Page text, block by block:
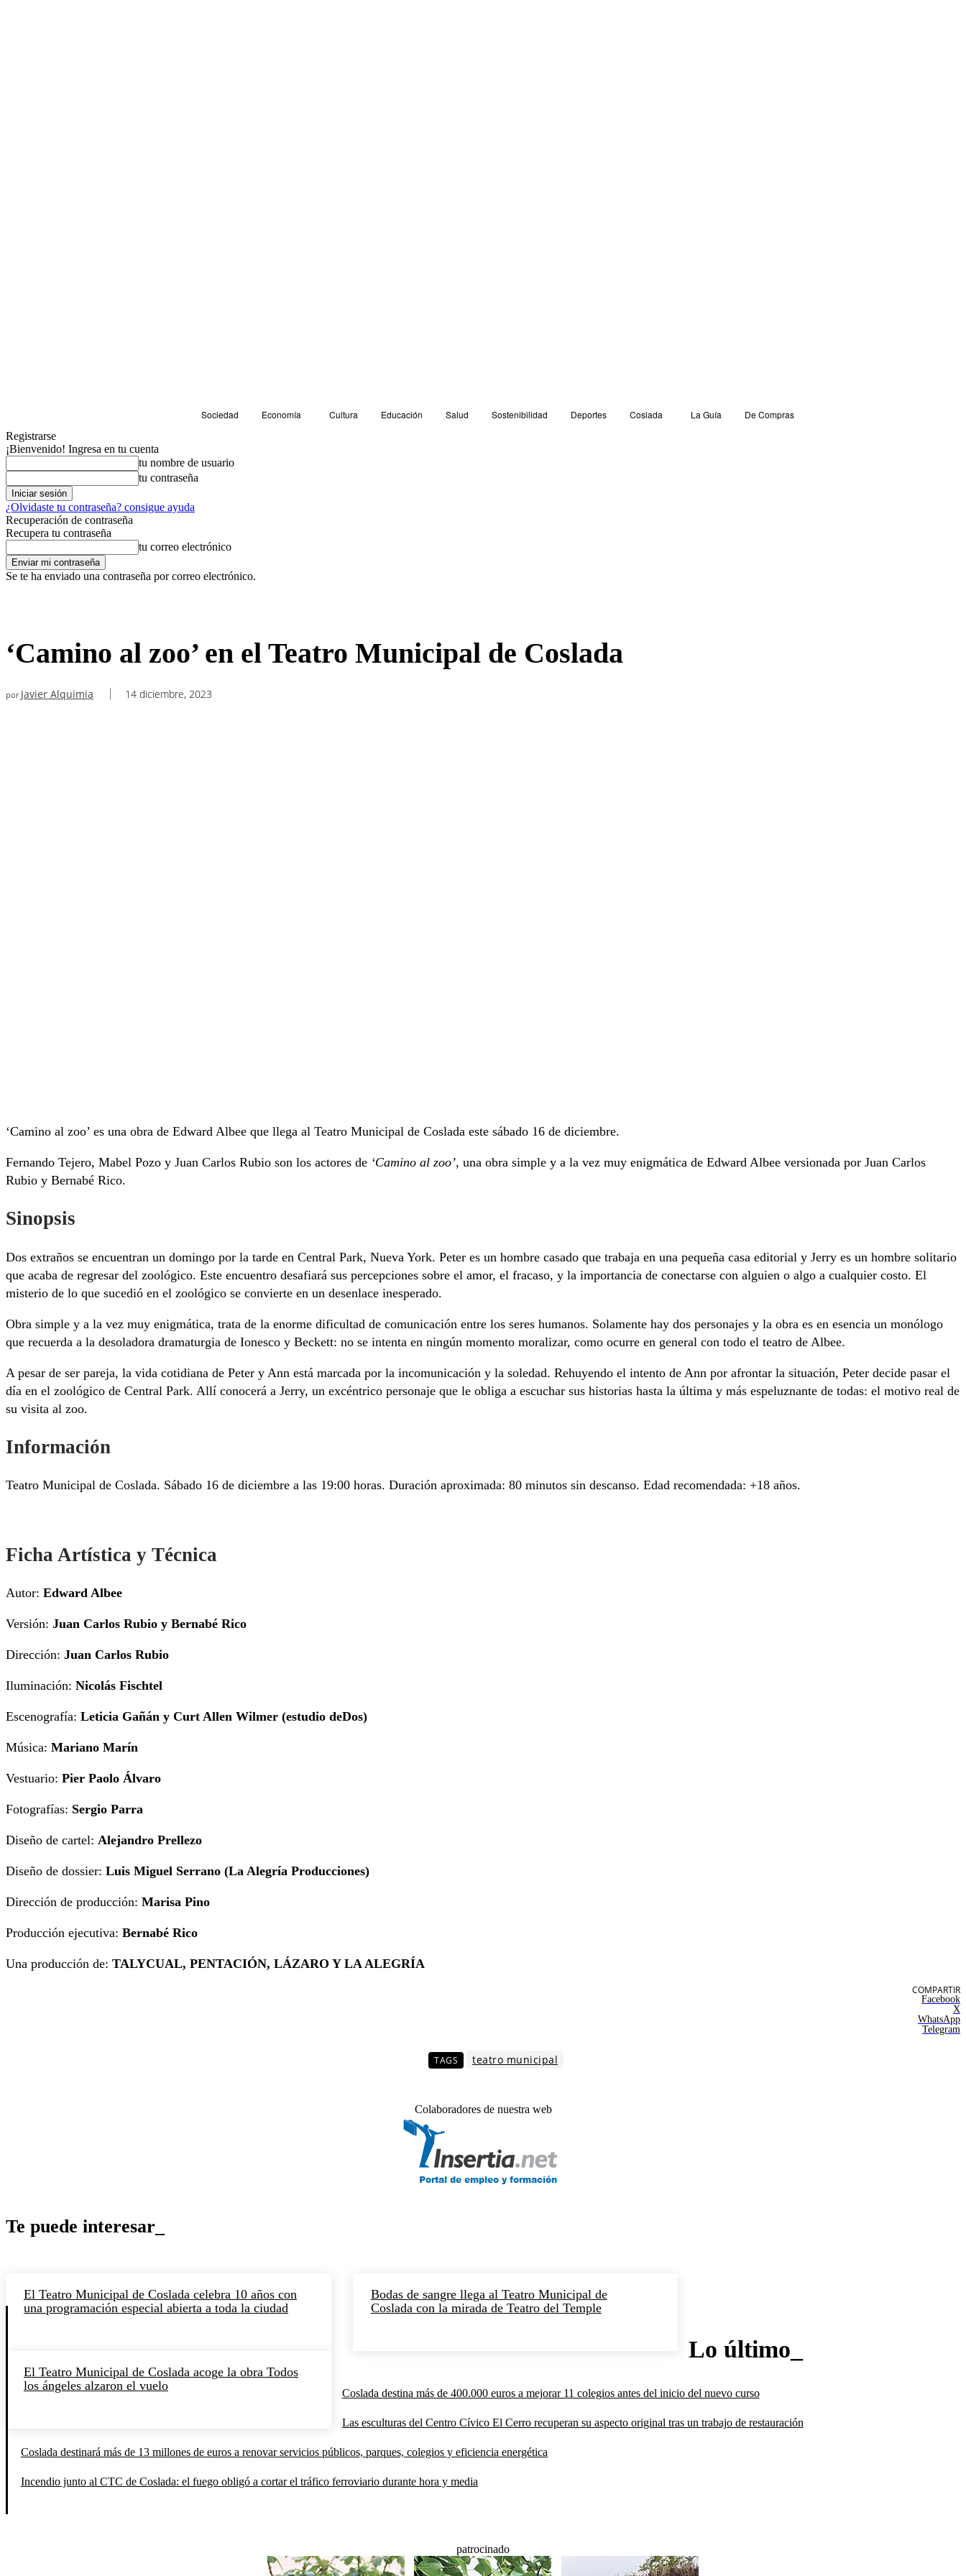
Sociedad Economía Cultura Educación Salud Sostenibilidad Deportes Coslada La Guía
De Compras
Registrarse
¡Bienvenido! Ingresa en tu cuenta
tu nombre de usuario
tu contraseña
¿Olvidaste tu contraseña? consigue ayuda
Recuperación de contraseña
Recupera tu contraseña
tu correo electrónico
Se te ha enviado una contraseña por correo electrónico.
‘Camino al zoo’ en el Teatro Municipal de Coslada
por Javier Alquimia 14 diciembre, 2023
‘Camino al zoo’ es una obra de Edward Albee que llega al Teatro Municipal de Coslada este sábado 16 de diciembre.
Fernando Tejero, Mabel Pozo y Juan Carlos Rubio son los actores de ‘Camino al zoo’, una obra simple y a la vez muy enigmática de Edward Albee versionada por Juan Carlos
Rubio y Bernabé Rico.
Sinopsis
Dos extraños se encuentran un domingo por la tarde en Central Park, Nueva York. Peter es un hombre casado que trabaja en una pequeña casa editorial y Jerry es un hombre solitario
que acaba de regresar del zoológico. Este encuentro desafiará sus percepciones sobre el amor, el fracaso, y la importancia de conectarse con alguien o algo a cualquier costo. El
misterio de lo que sucedió en el zoológico se convierte en un desenlace inesperado.
Obra simple y a la vez muy enigmática, trata de la enorme dificultad de comunicación entre los seres humanos. Solamente hay dos personajes y la obra es en esencia un monólogo
que recuerda a la desoladora dramaturgia de Ionesco y Beckett: no se intenta en ningún momento moralizar, como ocurre en general con todo el teatro de Albee.
A pesar de ser pareja, la vida cotidiana de Peter y Ann está marcada por la incomunicación y la soledad. Rehuyendo el intento de Ann por afrontar la situación, Peter decide pasar el
día en el zoológico de Central Park. Allí conocerá a Jerry, un excéntrico personaje que le obliga a escuchar sus historias hasta la última y más espeluznante de todas: el motivo real de
su visita al zoo.
Información
Teatro Municipal de Coslada. Sábado 16 de diciembre a las 19:00 horas. Duración aproximada: 80 minutos sin descanso. Edad recomendada: +18 años.
Ficha Artística y Técnica
Autor: Edward Albee
Versión: Juan Carlos Rubio y Bernabé Rico
Dirección: Juan Carlos Rubio
Iluminación: Nicolás Fischtel
Escenografía: Leticia Gañán y Curt Allen Wilmer (estudio deDos)
Música: Mariano Marín
Vestuario: Pier Paolo Álvaro
Fotografías: Sergio Parra
Diseño de cartel: Alejandro Prellezo
Diseño de dossier: Luis Miguel Serrano (La Alegría Producciones)
Dirección de producción: Marisa Pino
Producción ejecutiva: Bernabé Rico
Una producción de: TALYCUAL, PENTACIÓN, LÁZARO Y LA ALEGRÍA
COMPARTIR
Facebook
X
WhatsApp
Telegram
TAGS teatro municipal
Colaboradores de nuestra web
Te puede interesar_
El Teatro Municipal de Coslada celebra 10 años con
una programación especial abierta a toda la ciudad
Bodas de sangre llega al Teatro Municipal de
Coslada con la mirada de Teatro del Temple
El Teatro Municipal de Coslada acoge la obra Todos
los ángeles alzaron el vuelo
Lo último_
Coslada destina más de 400.000 euros a mejorar 11 colegios antes del inicio del nuevo curso
Las esculturas del Centro Cívico El Cerro recuperan su aspecto original tras un trabajo de restauración
Coslada destinará más de 13 millones de euros a renovar servicios públicos, parques, colegios y eficiencia energética
Incendio junto al CTC de Coslada: el fuego obligó a cortar el tráfico ferroviario durante hora y media
patrocinado